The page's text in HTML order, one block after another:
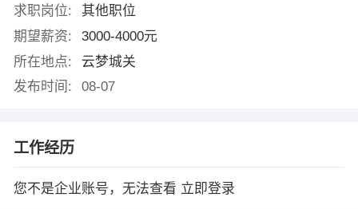
求职岗位:
其他职位
期望薪资:
3000-4000元
所在地点:
云梦城关
发布时间:
08-07
工作经历
您不是企业账号，无法查看 立即登录